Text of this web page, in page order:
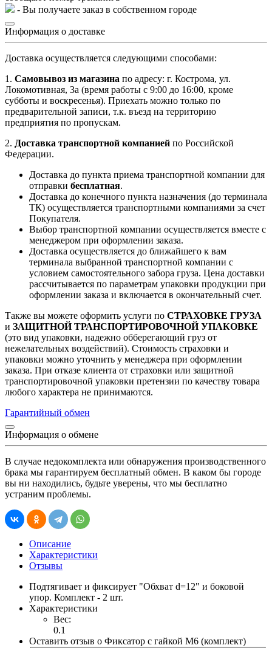
- Вы получаете заказ в собственном городе
Информация о доставке
Доставка осуществляется следующими способами:
1. Самовывоз из магазина по адресу: г. Кострома, ул.
Локомотивная, 3а (время работы с 9:00 до 16:00, кроме
субботы и воскресенья). Приехать можно только по
предварительной записи, т.к. въезд на территорию
предприятия по пропускам.
2. Доставка транспортной компанией по Российской
Федерации.
Доставка до пункта приема транспортной компании для
отправки бесплатная.
Доставка до конечного пункта назначения (до терминала
ТК) осуществляется транспортными компаниями за счет
Покупателя.
Выбор транспортной компании осуществляется вместе с
менеджером при оформлении заказа.
Доставка осуществляется до ближайшего к вам
терминала выбранной транспортной компании с
условием самостоятельного забора груза. Цена доставки
рассчитывается по параметрам упаковки продукции при
оформлении заказа и включается в окончательный счет.
Также вы можете оформить услуги по СТРАХОВКЕ ГРУЗА
и ЗАЩИТНОЙ ТРАНСПОРТИРОВОЧНОЙ УПАКОВКЕ
(это вид упаковки, надежно обберегающий груз от
нежелательных воздействий). Стоимость страховки и
упаковки можно уточнить у менеджера при оформлении
заказа. При отказе клиента от страховки или защитной
транспортировочной упаковки претензии по качеству товара
любого характера не принимаются.
Гарантийный обмен
Информация о обмене
В случае недокомплекта или обнаружения производственного
брака мы гарантируем бесплатный обмен. В каком бы городе
вы ни находились, будьте уверены, что мы бесплатно
устраним проблемы.
Описание
Характеристики
Отзывы
Подтягивает и фиксирует "Обхват d=12" и боковой
упор. Комплект - 2 шт.
Характеристики
Вес:
0.1
Оставить отзыв о Фиксатор с гайкой М6 (комплект)